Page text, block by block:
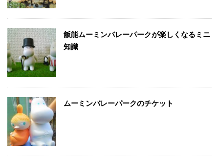
飯能ムーミンバレーパークが楽しくなるミニ
知識
ムーミンバレーパークのチケット